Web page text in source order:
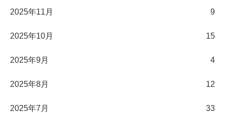
2025年11月 9
2025年10月 15
2025年9月 4
2025年8月 12
2025年7月 33